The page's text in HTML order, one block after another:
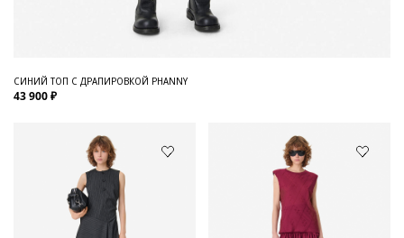
СИНИЙ ТОП С ДРАПИРОВКОЙ PHANNY
43 900 ₽